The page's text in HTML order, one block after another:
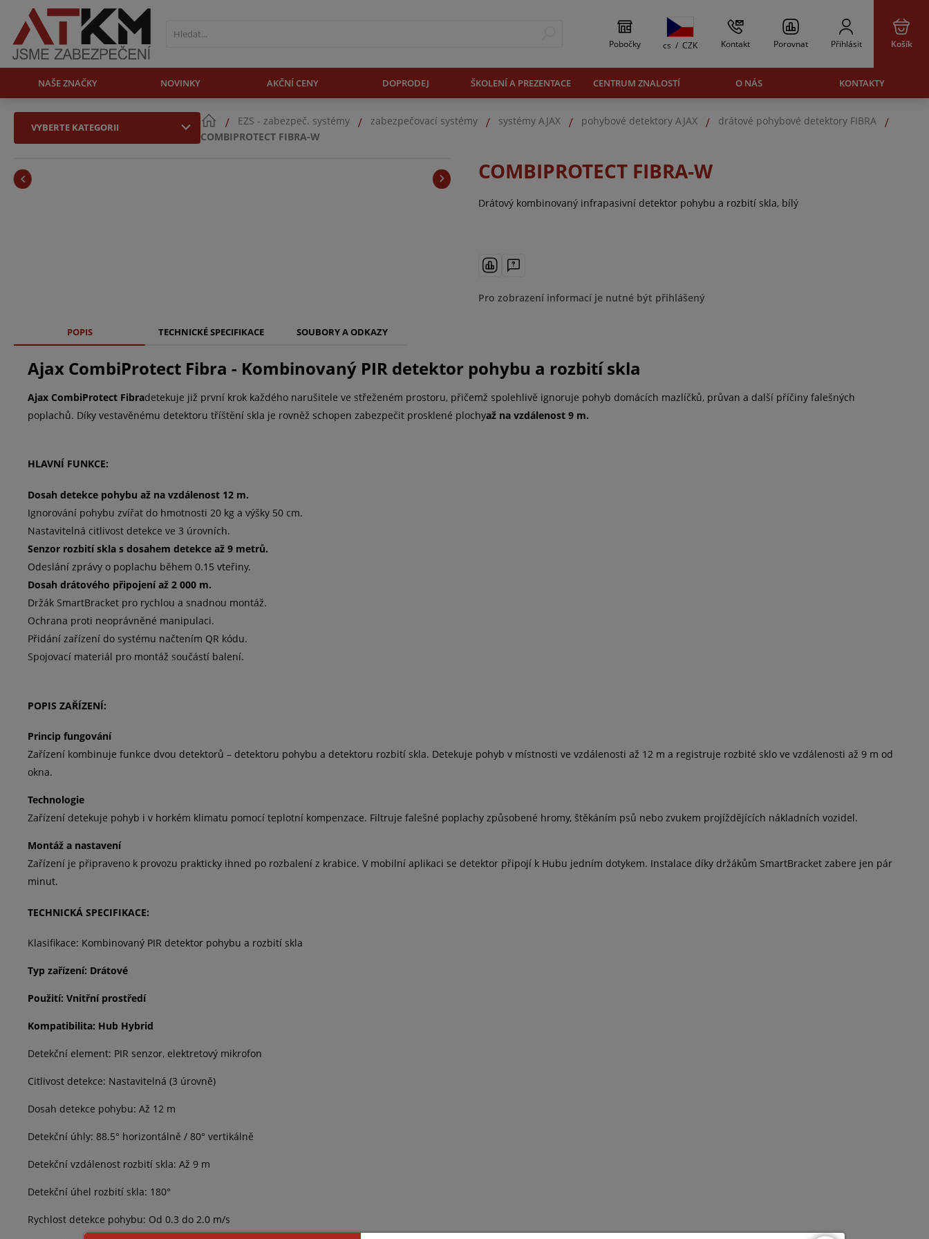
Pobočky cs / CZK Kontakt Porovnat Přihlásit Košík
NAŠE ZNAČKY NOVINKY AKČNÍ CENY DOPRODEJ ŠKOLENÍ A PREZENTACE CENTRUM ZNALOSTÍ O NÁS KONTAKTY
VYBERTE KATEGORII EZS - zabezpeč. systémy zabezpečovací systémy systémy AJAX pohybové detektory AJAX
drátové pohybové detektory FIBRA
COMBIPROTECT FIBRA-W
COMBIPROTECT FIBRA-W
Drátový kombinovaný infrapasivní detektor pohybu a rozbití skla, bílý
Pro zobrazení informací je nutné být přihlášený
POPIS TECHNICKÉ SPECIFIKACE SOUBORY A ODKAZY
Ajax CombiProtect Fibra - Kombinovaný PIR detektor pohybu a rozbití skla
Ajax CombiProtect Fibradetekuje již první krok každého narušitele ve střeženém prostoru, přičemž spolehlivě ignoruje pohyb domácích mazlíčků, průvan a další příčiny falešných
poplachů. Díky vestavěnému detektoru tříštění skla je rovněž schopen zabezpečit prosklené plochyaž na vzdálenost 9 m.
HLAVNÍ FUNKCE:
Dosah detekce pohybu až na vzdálenost 12 m.
Ignorování pohybu zvířat do hmotnosti 20 kg a výšky 50 cm.
Nastavitelná citlivost detekce ve 3 úrovních.
Senzor rozbití skla s dosahem detekce až 9 metrů.
Odeslání zprávy o poplachu během 0.15 vteřiny.
Dosah drátového připojení až 2 000 m.
Držák SmartBracket pro rychlou a snadnou montáž.
Ochrana proti neoprávněné manipulaci.
Přidání zařízení do systému načtením QR kódu.
Spojovací materiál pro montáž součástí balení.
POPIS ZAŘÍZENÍ:
Princip fungování
Zařízení kombinuje funkce dvou detektorů – detektoru pohybu a detektoru rozbití skla. Detekuje pohyb v místnosti ve vzdálenosti až 12 m a registruje rozbité sklo ve vzdálenosti až 9 m od
okna.
Technologie
Zařízení detekuje pohyb i v horkém klimatu pomocí teplotní kompenzace. Filtruje falešné poplachy způsobené hromy, štěkáním psů nebo zvukem projíždějících nákladních vozidel.
Montáž a nastavení
Zařízení je připraveno k provozu prakticky ihned po rozbalení z krabice. V mobilní aplikaci se detektor připojí k Hubu jedním dotykem. Instalace díky držákům SmartBracket zabere jen pár
minut.
TECHNICKÁ SPECIFIKACE:
Klasifikace: Kombinovaný PIR detektor pohybu a rozbití skla
Typ zařízení: Drátové
Použití: Vnitřní prostředí
Kompatibilita: Hub Hybrid
Detekční element: PIR senzor, elektretový mikrofon
Citlivost detekce: Nastavitelná (3 úrovně)
Dosah detekce pohybu: Až 12 m
Detekční úhly: 88.5° horizontálně / 80° vertikálně
Detekční vzdálenost rozbití skla: Až 9 m
Detekční úhel rozbití skla: 180°
Rychlost detekce pohybu: Od 0.3 do 2.0 m/s